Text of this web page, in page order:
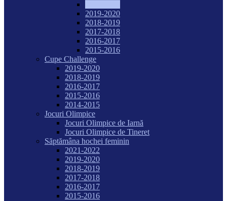
2019-2020
2018-2019
2017-2018
2016-2017
2015-2016
Cupe Challenge
2019-2020
2018-2019
2016-2017
2015-2016
2014-2015
Jocuri Olimpice
Jocuri Olimpice de Iarnă
Jocuri Olimpice de Tineret
Săptămâna hochei feminin
2021-2022
2019-2020
2018-2019
2017-2018
2016-2017
2015-2016